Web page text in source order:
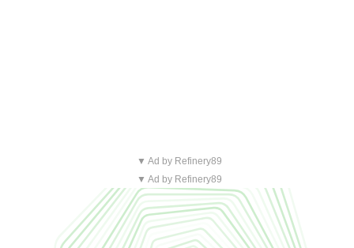
▼ Ad by Refinery89
▼ Ad by Refinery89